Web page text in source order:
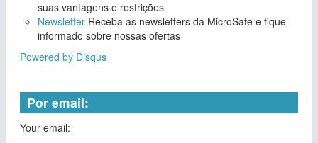
suas vantagens e restrições
Newsletter Receba as newsletters da MicroSafe e fique
informado sobre nossas ofertas
Powered by Disqus
Por email:
Your email: